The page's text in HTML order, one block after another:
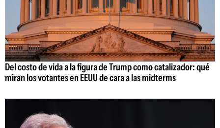
Del costo de vida a la figura de Trump como catalizador: qué
miran los votantes en EEUU de cara a las midterms